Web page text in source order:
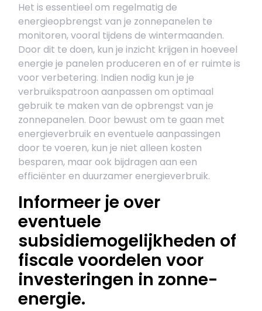
Het is essentieel om regelmatig de
energieopbrengst van je zonnepanelen te
monitoren, vooral tijdens de wintermaanden.
Door dit te doen, kun je inzicht krijgen in hoeveel
energie je panelen produceren en of er ruimte is
voor verbetering. Indien nodig kun je je
verbruikspatroon aanpassen om optimaal
gebruik te maken van de opbrengst van je
zonnepanelen. Door bewust om te gaan met
energieverbruik en eventuele aanpassingen
door te voeren, kun je niet alleen kosten
besparen, maar ook bijdragen aan een
efficiënter en duurzamer energieverbruik.
Informeer je over
eventuele
subsidiemogelijkheden of
fiscale voordelen voor
investeringen in zonne-
energie.